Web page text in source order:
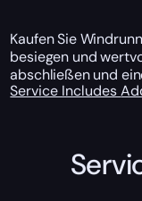
Kaufen Sie
besiegen und
abschließen und
Service Includes